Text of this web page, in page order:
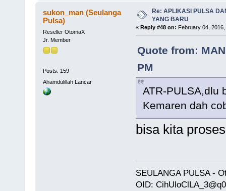
sukon_man (Seulanga
Pulsa)
Reseller OtomaX
Jr. Member
Posts: 159
Ahamdulillah Lancar
Re: APLIKASI PULSA
YANG BARU
« Reply #48 on: February 04,
Quote from:
PM
ATR-PULSA,dlu
Kemaren dah
bisa kita
SEULANGA PULSA -
OID: